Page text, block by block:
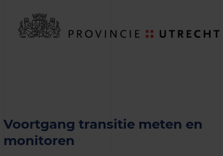
Voortgang transitie meten en
monitoren